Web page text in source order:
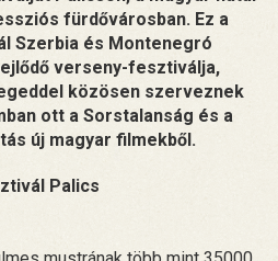
fürdővárosban. Ez a
Szerbia és Montenegró
verseny-fesztiválja,
közösen szerveznek
ott a Sorstalanság és a
új magyar filmekből.
Palics